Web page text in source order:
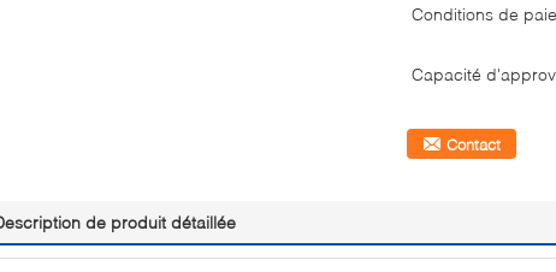
Conditions de
Capacité
Contact
de produit détaillée